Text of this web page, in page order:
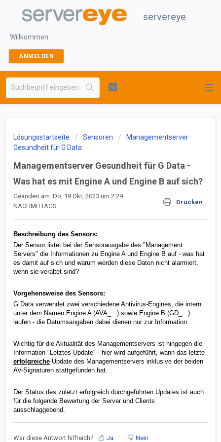
servereye
Willkommen
ANMELDEN
Lösungsstartseite Sensoren
Managementserver
Gesundheit für G Data
Managementserver Gesundheit für G Data -
Was hat es mit Engine A und Engine B auf sich?
Drucken
Geändert am: Do, 19 Okt, 2023 um 2:29
NACHMITTAGS
Beschreibung des Sensors:
Der Sensor listet bei der Sensorausgabe des "Management
Servers" die Informationen zu Engine A und Engine B auf - was hat
es damit auf sich und warum werden diese Daten nicht alarmiert,
wenn sie veraltet sind?
Vorgehensweise des Sensors:
G Data verwendet zwei verschiedene Antivirus-Engines, die intern
unter dem Namen Engine A (AVA_...) sowie Engine B (GD_...)
laufen - die Datumsangaben dabei dienen nur zur Information.
Wichtig für die Aktualität des Managementservers ist hingegen die
Information "Letztes Update" - hier wird aufgeführt, wann das letzte
erfolgreiche Update des Managementservers inklusive der beiden
AV-Signaturen stattgefunden hat.
Der Status des zuletzt erfolgreich durchgeführten Updates ist auch
für die folgende Bewertung der Server und Clients
ausschlaggebend.
War diese Antwort hilfreich? Ja Nein